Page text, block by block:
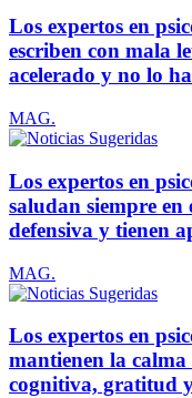
Los expertos en
escriben con mala
acelerado y no lo
MAG.
Los expertos en
saludan siempre en
defensiva y tienen
MAG.
Los expertos en
mantienen la
cognitiva, gratitud